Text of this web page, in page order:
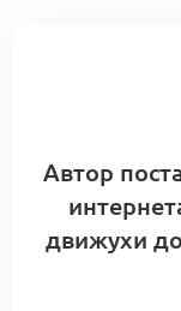
Автор
движухи